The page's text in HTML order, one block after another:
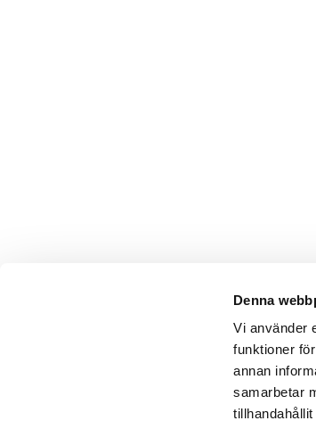
Denna
Vi använder
funktioner
annan
samarbetar